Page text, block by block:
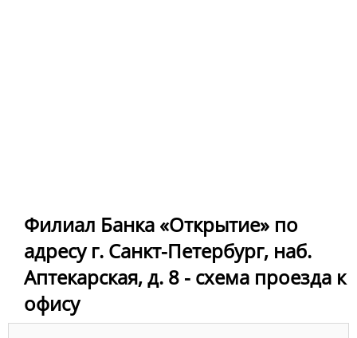
Филиал Банка «Открытие» по
адресу г. Санкт-Петербург, наб.
Аптекарская, д. 8 - схема проезда к
офису